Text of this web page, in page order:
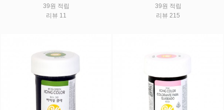
39원 적립
리뷰 11
39원 적립
리뷰 215